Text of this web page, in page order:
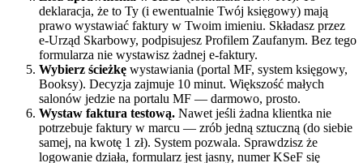
deklaracja, że to Ty (i ewentualnie Twój księgowy) mają
prawo wystawiać faktury w Twoim imieniu. Składasz przez
e-Urząd Skarbowy, podpisujesz Profilem Zaufanym. Bez tego
formularza nie wystawisz żadnej e-faktury.
Wybierz ścieżkę wystawiania (portal MF, system księgowy,
Booksy). Decyzja zajmuje 10 minut. Większość małych
salonów jedzie na portalu MF — darmowo, prosto.
Wystaw faktura testową. Nawet jeśli żadna klientka nie
potrzebuje faktury w marcu — zrób jedną sztuczną (do siebie
samej, na kwotę 1 zł). System pozwala. Sprawdzisz że
logowanie działa, formularz jest jasny, numer KSeF się